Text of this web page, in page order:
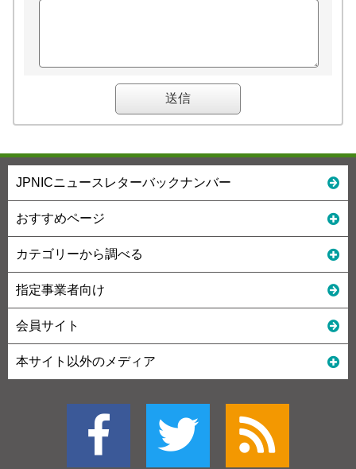
JPNICニュースレターバックナンバー
おすすめページ
カテゴリーから調べる
指定事業者向け
会員サイト
本サイト以外のメディア